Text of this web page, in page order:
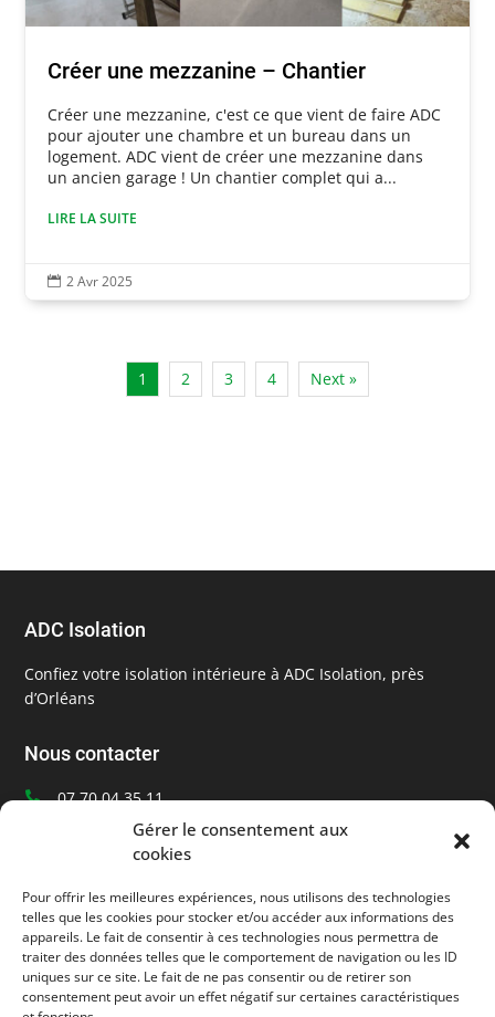
Gérer le consentement aux
cookies
Pour offrir les meilleures expériences, nous utilisons des technologies
telles que les cookies pour stocker et/ou accéder aux informations des
appareils. Le fait de consentir à ces technologies nous permettra de
traiter des données telles que le comportement de navigation ou les ID
uniques sur ce site. Le fait de ne pas consentir ou de retirer son
consentement peut avoir un effet négatif sur certaines caractéristiques
Créer une mezzanine – Chantier
Créer une mezzanine, c'est ce que vient de faire ADC
pour ajouter une chambre et un bureau dans un
logement. ADC vient de créer une mezzanine dans
un ancien garage ! Un chantier complet qui a...
LIRE LA SUITE
 2 Avr 2025
1 2 3 4 Next »
ADC Isolation
Confiez votre isolation intérieure à ADC Isolation, près
d’Orléans
Nous contacter
 07 70 04 35 11
Ecrivez-nous
Orléans, Loiret (45)
Informations
Mentions légales